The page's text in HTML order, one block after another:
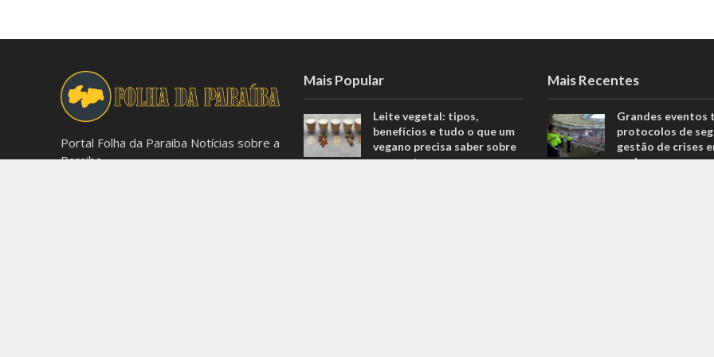
Portal Folha da Paraiba Notícias sobre a
Paraiba
Mais Popular
Leite vegetal: tipos,
benefícios e tudo o que um
vegano precisa saber sobre
o assunto
Mais Recentes
Grandes eventos
protocolos de
gestão de crises
real